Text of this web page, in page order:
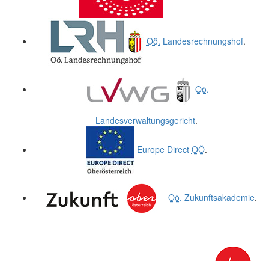
Oö. Landesrechnungshof.
Oö.
Landesverwaltungsgericht.
Europe Direct OÖ.
Oö. Zukunftsakademie.